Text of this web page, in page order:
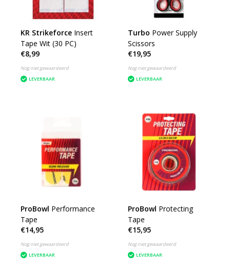
KR Strikeforce Insert
Tape Wit (30 PC)
€8,99
Nog niet gewaardeerd
LEVERBAAR
Turbo Power Supply
Scissors
€19,95
Nog niet gewaardeerd
LEVERBAAR
ProBowl Performance
Tape
€14,95
Nog niet gewaardeerd
LEVERBAAR
ProBowl Protecting
Tape
€15,95
Nog niet gewaardeerd
LEVERBAAR